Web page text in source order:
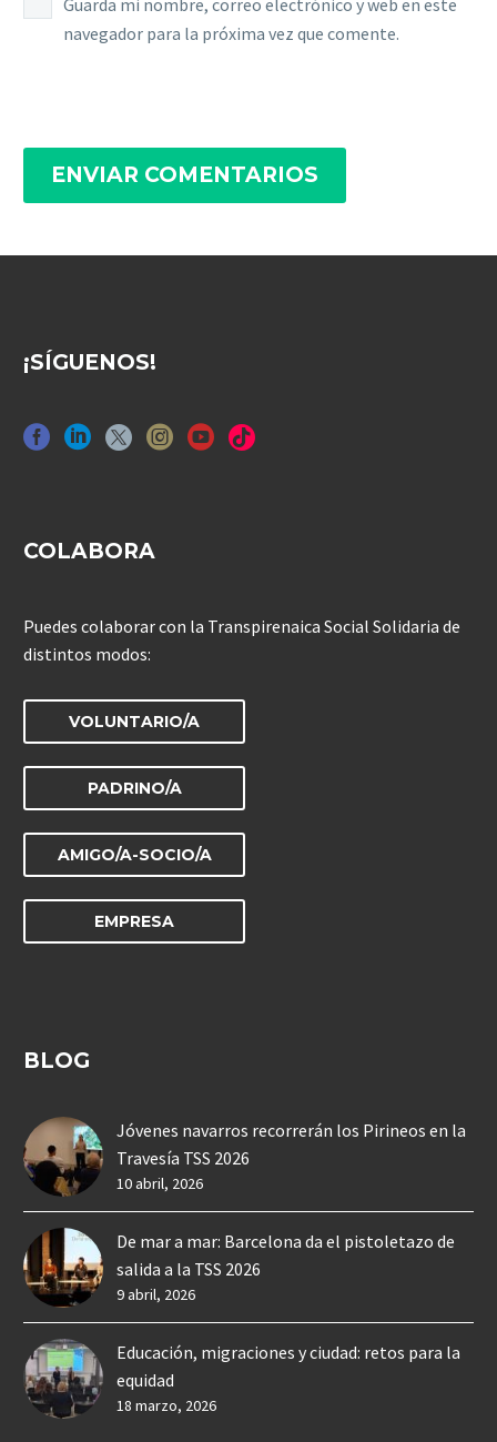
Guarda mi nombre, correo electrónico y web en este
navegador para la próxima vez que comente.
ENVIAR COMENTARIOS
¡SÍGUENOS!
COLABORA
Puedes colaborar con la Transpirenaica Social Solidaria de
distintos modos:
VOLUNTARIO/A
PADRINO/A
AMIGO/A-SOCIO/A
EMPRESA
BLOG
Jóvenes navarros recorrerán los Pirineos en la
Travesía TSS 2026
10 abril, 2026
De mar a mar: Barcelona da el pistoletazo de
salida a la TSS 2026
9 abril, 2026
Educación, migraciones y ciudad: retos para la
equidad
18 marzo, 2026